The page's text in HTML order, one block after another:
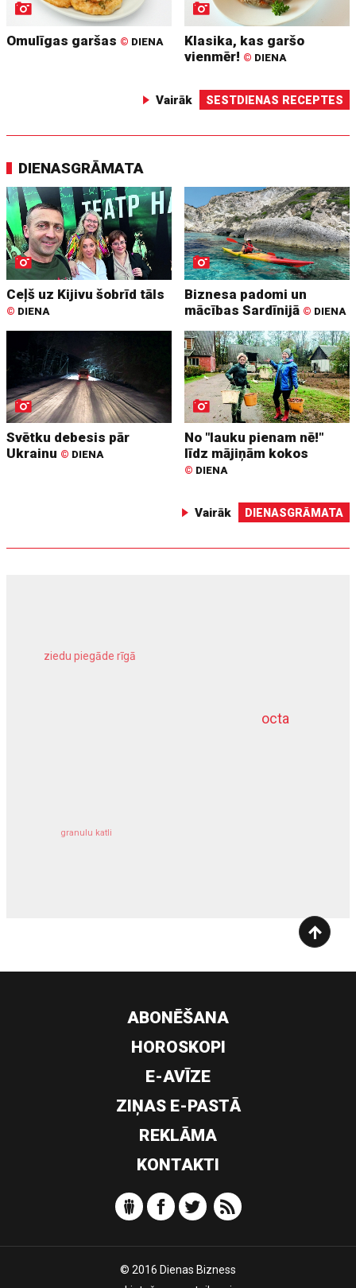
Omulīgas garšas © DIENA
Klasika, kas garšo
vienmēr! © DIENA
Vairāk SESTDIENAS RECEPTES
DIENASGRĀMATA
Ceļš uz Kijivu šobrīd tāls
© DIENA
Biznesa padomi un
mācības Sardīnijā © DIENA
Svētku debesis pār
Ukrainu © DIENA
No "lauku pienam nē!"
līdz mājiņām kokos
© DIENA
Vairāk DIENASGRĀMATA
octa
ziedu piegāde rīgā
granulu katli
dziļurbums
ABONĒŠANA
HOROSKOPI
E-AVĪZE
ZIŅAS E-PASTĀ
REKLĀMA
KONTAKTI
© 2016 Dienas Bizness